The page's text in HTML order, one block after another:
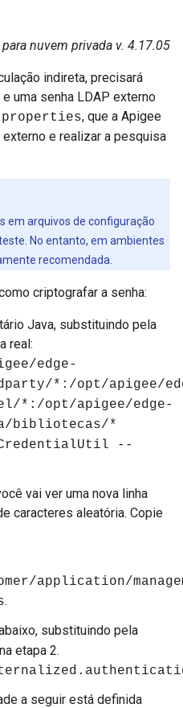
para nuvem privada v. 4.17.05
indireta, precisará
uma senha LDAP externo
, que a Apigee
e realizar a pesquisa
em arquivos de configuração
No entanto, em ambientes
recomendada.
criptografar a senha:
Java, substituindo pela
real:
edge-
*:/opt/apigee/
*:/opt/apigee/edge-
bibliotecas/*
--
vai ver uma nova linha
caracteres aleatória. Copie
application/
.
substituindo pela
etapa 2.
a seguir está definida